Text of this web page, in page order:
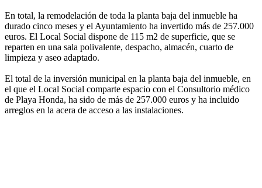
En total, la remodelación de toda la planta baja del inmueble ha
durado cinco meses y el Ayuntamiento ha invertido más de 257.000
euros. El Local Social dispone de 115 m2 de superficie, que se
reparten en una sala polivalente, despacho, almacén, cuarto de
limpieza y aseo adaptado.
El total de la inversión municipal en la planta baja del inmueble, en
el que el Local Social comparte espacio con el Consultorio médico
de Playa Honda, ha sido de más de 257.000 euros y ha incluido
arreglos en la acera de acceso a las instalaciones.